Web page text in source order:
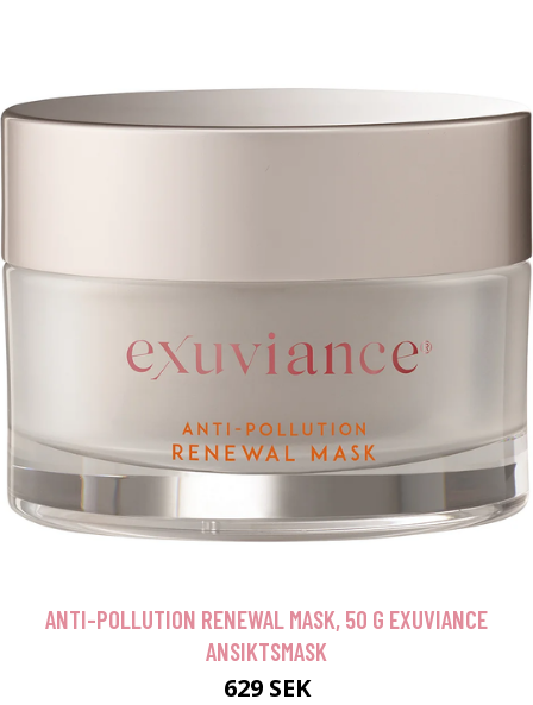
ANTI-POLLUTION RENEWAL MASK, 50 G EXUVIANCE
ANSIKTSMASK
629 SEK